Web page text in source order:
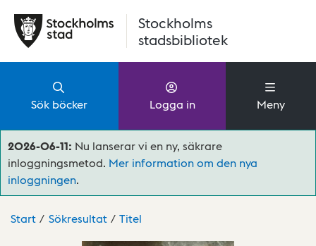
Stockholms
stadsbibliotek
Sök böcker Logga in Meny
2026-06-11: Nu lanserar vi en ny, säkrare
inloggningsmetod. Mer information om den nya
inloggningen.
Start Sökresultat Titel